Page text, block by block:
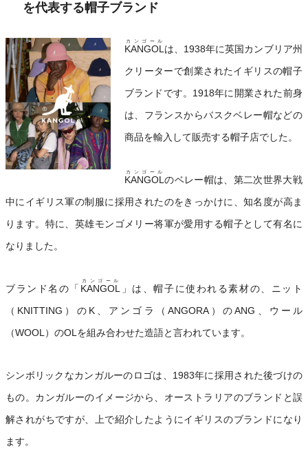
を代表する帽子ブランド
KANGOL
カンゴール
は、1938年に英国カンブリア州
クリーターで創業されたイギリスの帽子
ブランドです。1918年に開業された前身
は、フランスからバスクベレー帽などの
商品を輸入して販売する帽子店でした。
KANGOL
カンゴール
のベレー帽は、第二次世界大戦
中にイギリス軍の制服に採用されたのをきっかけに、知名度が高ま
ります。特に、英雄モンゴメリー将軍が愛用する帽子として有名に
なりました。
ブランド名の「 KANGOL
カンゴール
」は、帽子に使われる素材の、ニット
（KNITTING）のK、アンゴラ（ANGORA）のANG、ウール
（WOOL）のOLを組み合わせた造語と言われています。
シンボリックなカンガルーのロゴは、1983年に採用された後づけの
もの。カンガルーのイメージから、オーストラリアのブランドと誤
解されがちですが、上で紹介したようにイギリスのブランドになり
ます。